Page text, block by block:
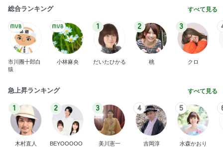
総合ランキング すべて見る
市川團十郎白
猿
小林麻央
1
だいたひかる
2
桃
3
クロ
急上昇ランキング すべて見る
1
木村直人
2
BEYOOOOO
3
美川憲一
4
吉岡淳
5
水森かおり